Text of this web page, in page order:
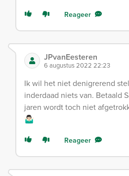
Reageer
JPvanEesteren
6 augustus 2022 22:23
Ik wil het niet denigrerend
inderdaad niets van. Betaald
jaren wordt toch niet
🤷🏻‍♂️
Reageer